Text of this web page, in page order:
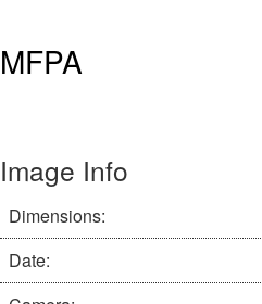
MFPA
Image Info
Dimensions:
Date: